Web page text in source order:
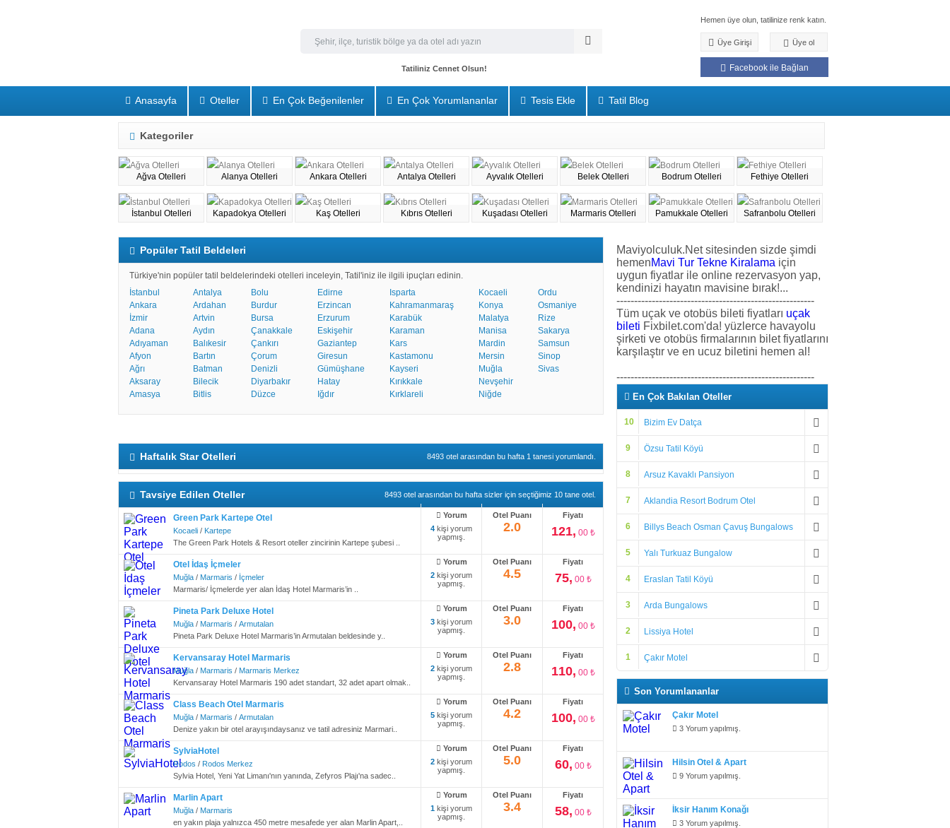
Tatiliniz Cennet Olsun!
Hemen üye olun, tatilinize renk katın.
Üye Girişi Üye ol
Facebook ile Bağlan
Anasayfa Oteller En Çok Beğenilenler En Çok Yorumlananlar Tesis Ekle Tatil Blog
Kategoriler
Ağva Otelleri Alanya Otelleri Ankara Otelleri Antalya Otelleri Ayvalık Otelleri Belek Otelleri Bodrum Otelleri Fethiye Otelleri
İstanbul Otelleri Kapadokya Otelleri Kaş Otelleri Kıbrıs Otelleri Kuşadası Otelleri Marmaris Otelleri Pamukkale Otelleri Safranbolu Otelleri
Popüler Tatil Beldeleri
Türkiye'nin popüler tatil beldelerindeki otelleri inceleyin, Tatil'iniz ile ilgili ipuçları edinin.
İstanbul
Ankara
İzmir
Adana
Adıyaman
Afyon
Ağrı
Aksaray
Amasya
Antalya
Ardahan
Artvin
Aydın
Balıkesir
Bartın
Batman
Bilecik
Bitlis
Bolu
Burdur
Bursa
Çanakkale
Çankırı
Çorum
Denizli
Diyarbakır
Düzce
Edirne
Erzincan
Erzurum
Eskişehir
Gaziantep
Giresun
Gümüşhane
Hatay
Iğdır
Isparta
Kahramanmaraş
Karabük
Karaman
Kars
Kastamonu
Kayseri
Kırıkkale
Kırklareli
Kocaeli
Konya
Malatya
Manisa
Mardin
Mersin
Muğla
Nevşehir
Niğde
Ordu
Osmaniye
Rize
Sakarya
Samsun
Sinop
Sivas
Haftalık Star Otelleri 8493 otel arasından bu hafta 1 tanesi yorumlandı.
Tavsiye Edilen Oteller 8493 otel arasından bu hafta sizler için seçtiğimiz 10 tane otel.
Green Park Kartepe Otel
Kocaeli / Kartepe
The Green Park Hotels & Resort oteller zincirinin Kartepe şubesi ..
Fiyatı
121, 00 ₺
Otel Puanı
2.0
Yorum
4 kişi yorum
yapmış.
Otel İdaş İçmeler
Muğla / Marmaris / İçmeler
Marmaris/ İçmelerde yer alan İdaş Hotel Marmaris’in ..
Fiyatı
75, 00 ₺
Otel Puanı
4.5
Yorum
2 kişi yorum
yapmış.
Pineta Park Deluxe Hotel
Muğla / Marmaris / Armutalan
Pineta Park Deluxe Hotel Marmaris’in Armutalan beldesinde y..
Fiyatı
100, 00 ₺
Otel Puanı
3.0
Yorum
3 kişi yorum
yapmış.
Kervansaray Hotel Marmaris
Muğla / Marmaris / Marmaris Merkez
Kervansaray Hotel Marmaris 190 adet standart, 32 adet apart olmak..
Fiyatı
110, 00 ₺
Otel Puanı
2.8
Yorum
2 kişi yorum
yapmış.
Class Beach Otel Marmaris
Muğla / Marmaris / Armutalan
Denize yakın bir otel arayışındaysanız ve tatil adresiniz Marmari..
Fiyatı
100, 00 ₺
Otel Puanı
4.2
Yorum
5 kişi yorum
yapmış.
SylviaHotel
Rodos / Rodos Merkez
Sylvia Hotel, Yeni Yat Limanı'nın yanında, Zefyros Plajı'na sadec..
Fiyatı
60, 00 ₺
Otel Puanı
5.0
Yorum
2 kişi yorum
yapmış.
Marlin Apart
Muğla / Marmaris
en yakın plaja yalnızca 450 metre mesafede yer alan Marlin Apart,..
Fiyatı
58, 00 ₺
Otel Puanı
3.4
Yorum
1 kişi yorum
yapmış.
Maviyolculuk.Net sitesinden sizde şimdi
hemenMavi Tur Tekne Kiralama için
uygun fiyatlar ile online rezervasyon yap,
kendinizi hayatın mavisine bırak!...
--------------------------------------------------------
Tüm uçak ve otobüs bileti fiyatları uçak
bileti Fixbilet.com'da! yüzlerce havayolu
şirketi ve otobüs firmalarının bilet fiyatlarını
karşılaştır ve en ucuz biletini hemen al!
--------------------------------------------------------
En Çok Bakılan Oteller
10 Bizim Ev Datça
9 Özsu Tatil Köyü
8 Arsuz Kavaklı Pansiyon
7 Aklandia Resort Bodrum Otel
6 Billys Beach Osman Çavuş Bungalows
5 Yalı Turkuaz Bungalow
4 Eraslan Tatil Köyü
3 Arda Bungalows
2 Lissiya Hotel
1 Çakır Motel
Son Yorumlananlar
Çakır Motel
3 Yorum yapılmış.
Hilsin Otel & Apart
9 Yorum yapılmış.
İksir Hanım Konağı
3 Yorum yapılmış.